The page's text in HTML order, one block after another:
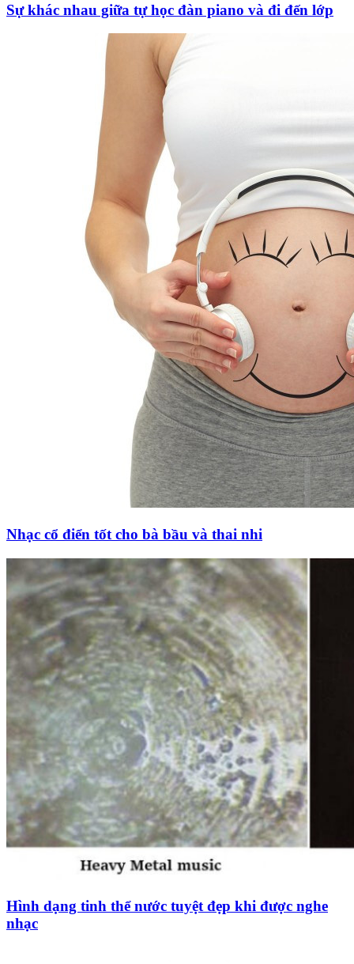
Sự khác nhau giữa tự học đàn piano và đi đến lớp
Nhạc cổ điển tốt cho bà bầu và thai nhi
Hình dạng tinh thể nước tuyệt đẹp khi được nghe
nhạc